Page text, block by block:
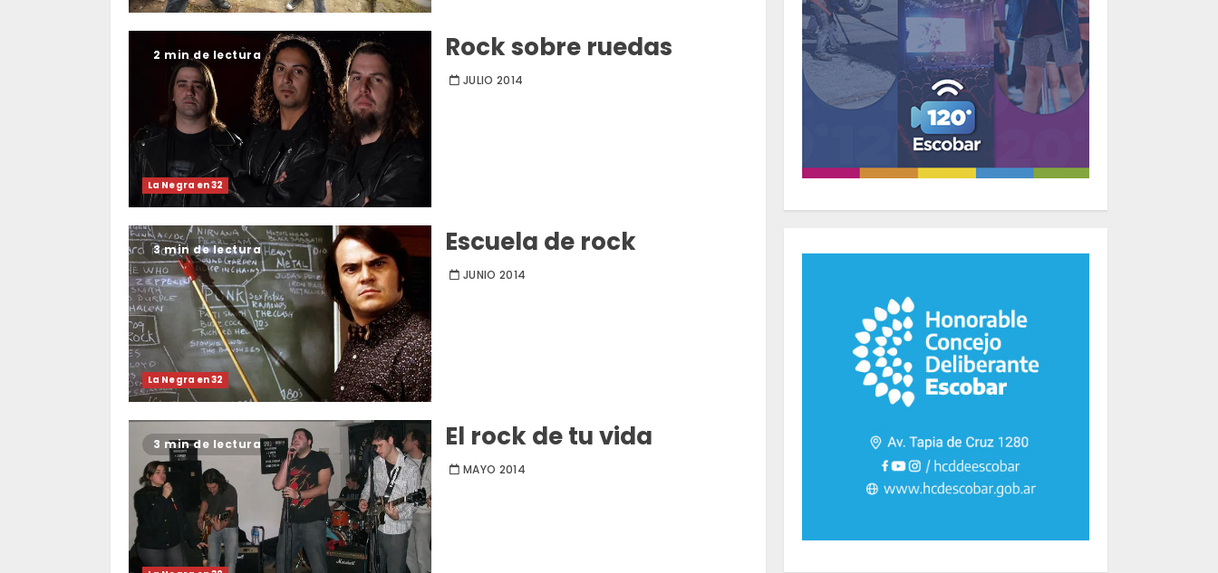
2 min de lectura
La Negra en 32
Rock sobre ruedas
JULIO 2014
3 min de lectura
La Negra en 32
Escuela de rock
JUNIO 2014
3 min de lectura El rock de tu vida
MAYO 2014